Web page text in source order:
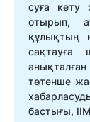
суға кету
отырып,
құлықтың
сақтауға
төтенше
бастығы,